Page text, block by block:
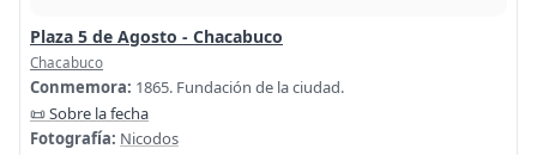
Plaza 5 de Agosto - Chacabuco
Chacabuco
Conmemora: 1865. Fundación de la ciudad.
📜 Sobre la fecha
Fotografía: Nicodos